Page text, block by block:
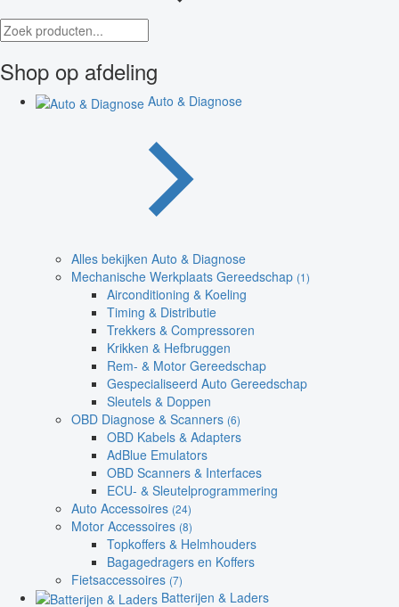
Shop op afdeling
Auto & Diagnose
Alles bekijken Auto & Diagnose
Mechanische Werkplaats Gereedschap (1)
Airconditioning & Koeling
Timing & Distributie
Trekkers & Compressoren
Krikken & Hefbruggen
Rem- & Motor Gereedschap
Gespecialiseerd Auto Gereedschap
Sleutels & Doppen
OBD Diagnose & Scanners (6)
OBD Kabels & Adapters
AdBlue Emulators
OBD Scanners & Interfaces
ECU- & Sleutelprogrammering
Auto Accessoires (24)
Motor Accessoires (8)
Topkoffers & Helmhouders
Bagagedragers en Koffers
Fietsaccessoires (7)
Batterijen & Laders